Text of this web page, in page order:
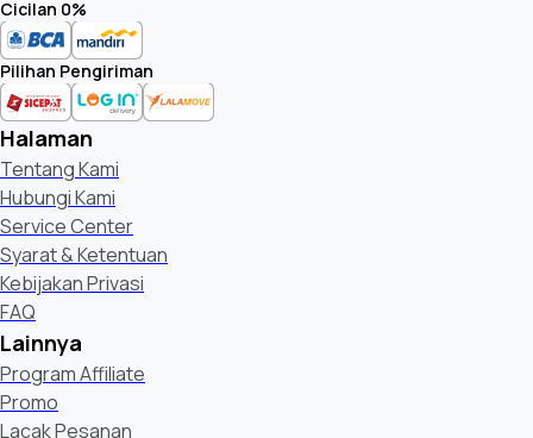
Cicilan 0%
Pilihan Pengiriman
Halaman
Tentang Kami
Hubungi Kami
Service Center
Syarat & Ketentuan
Kebijakan Privasi
FAQ
Lainnya
Program Affiliate
Promo
Lacak Pesanan